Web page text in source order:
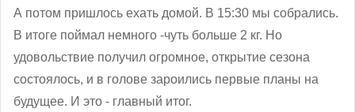
А потом пришлось ехать домой. В 15:30 мы собрались.
В итоге поймал немного -чуть больше 2 кг. Но
удовольствие получил огромное, открытие сезона
состоялось, и в голове зароились первые планы на
будущее. И это - главный итог.